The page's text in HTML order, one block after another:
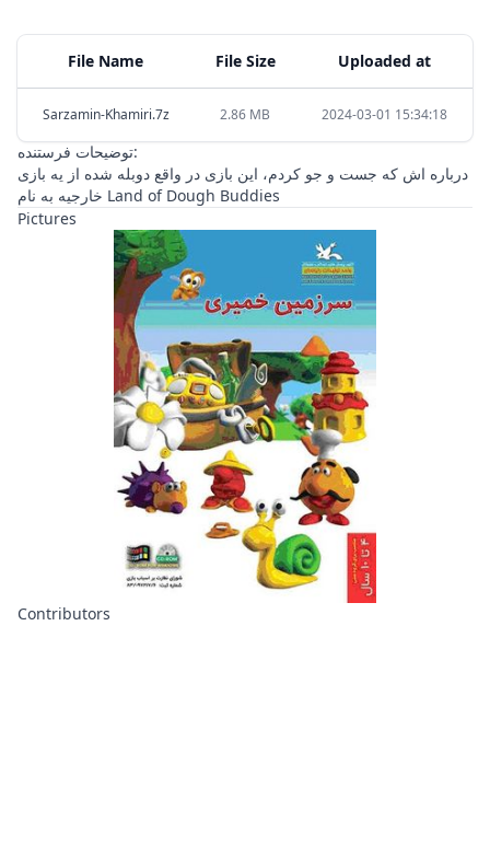
File Name File Size Uploaded at
Sarzamin-Khamiri.7z 2.86 MB 2024-03-01 15:34:18
توضیحات فرستنده:
درباره اش که جست و جو کردم، این بازی در واقع دوبله شده از یه بازی
خارجیه به نام Land of Dough Buddies
Pictures
Contributors